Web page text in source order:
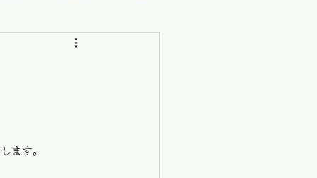
香りプロジェクト
ます。